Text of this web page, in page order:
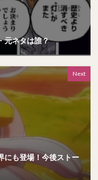
元ネタは誰？
Next
にも登場！今後ストー